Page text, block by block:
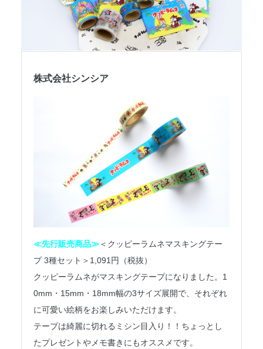
アイデアコンペ
レポート
株式会社シンシア
≪先行販売商品≫＜クッピーラムネマスキングテー
プ 3種セット＞1,091円（税抜）
クッピーラムネがマスキングテープになりました。1
0mm・15mm・18mm幅の3サイズ展開で、それぞれ
に可愛い絵柄をお楽しみいただけます。
テープは綺麗に切れるミシン目入り！！ちょっとし
たプレゼントやメモ書きにもオススメです。